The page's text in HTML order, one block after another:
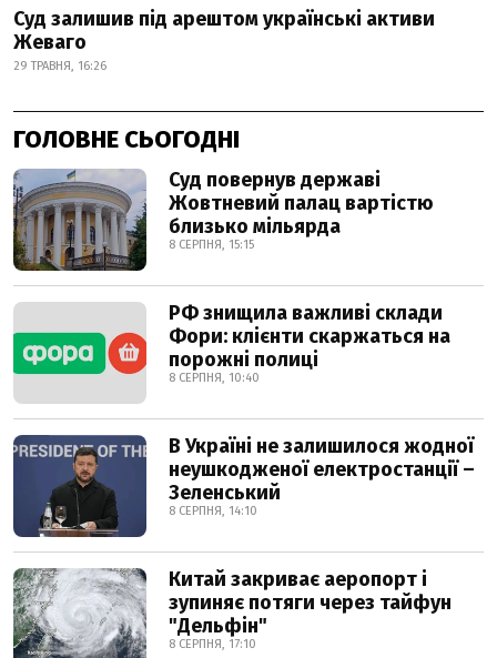
Суд залишив під арештом українські активи
Жеваго
29 ТРАВНЯ, 16:26
ГОЛОВНЕ СЬОГОДНІ
Суд повернув державі
Жовтневий палац вартістю
близько мільярда
8 СЕРПНЯ, 15:15
РФ знищила важливі склади
Фори: клієнти скаржаться на
порожні полиці
8 СЕРПНЯ, 10:40
В Україні не залишилося жодної
неушкодженої електростанції –
Зеленський
8 СЕРПНЯ, 14:10
Китай закриває аеропорт і
зупиняє потяги через тайфун
"Дельфін"
8 СЕРПНЯ, 17:10